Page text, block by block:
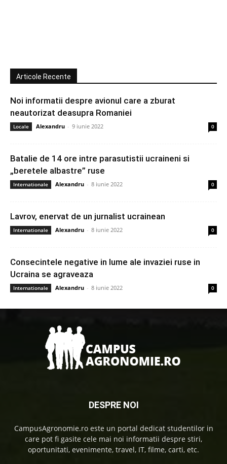
Articole Recente
Noi informatii despre avionul care a zburat
neautorizat deasupra Romaniei
Locale Alexandru - 9 iunie 2022 0
Batalie de 14 ore intre parasutistii ucraineni si
„beretele albastre” ruse
Internationale Alexandru - 8 iunie 2022 0
Lavrov, enervat de un jurnalist ucrainean
Internationale Alexandru - 8 iunie 2022 0
Consecintele negative in lume ale invaziei ruse in
Ucraina se agraveaza
Internationale Alexandru - 8 iunie 2022 0
DESPRE NOI
CampusAgronomie.ro este un portal dedicat studentilor in
care pot fi gasite cele mai noi informatii despre stiri,
oportunitati, evenimente, travel, IT, filme, carti, etc.